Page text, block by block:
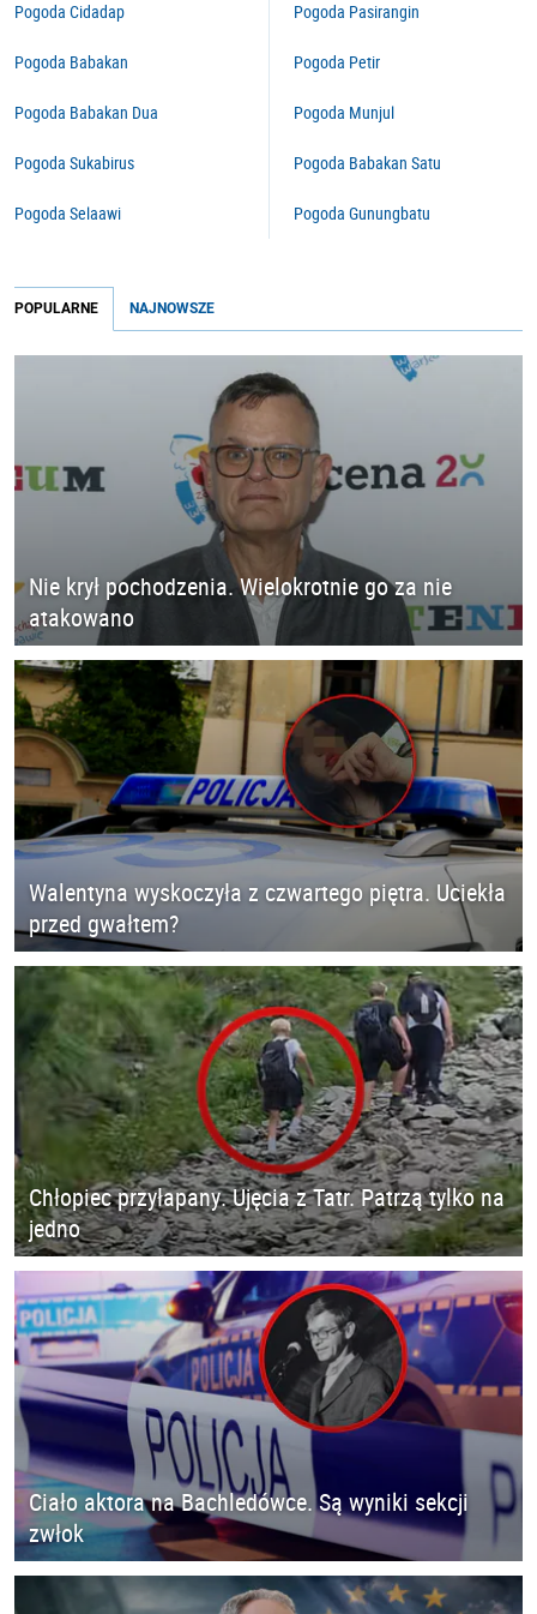
Pogoda Cidadap
Pogoda Babakan
Pogoda Babakan Dua
Pogoda Sukabirus
Pogoda Selaawi
Pogoda Pasirangin
Pogoda Petir
Pogoda Munjul
Pogoda Babakan Satu
Pogoda Gunungbatu
POPULARNE NAJNOWSZE
Nie krył pochodzenia. Wielokrotnie go za nie
atakowano
Walentyna wyskoczyła z czwartego piętra. Uciekła
przed gwałtem?
Chłopiec przyłapany. Ujęcia z Tatr. Patrzą tylko na
jedno
Ciało aktora na Bachledówce. Są wyniki sekcji
zwłok